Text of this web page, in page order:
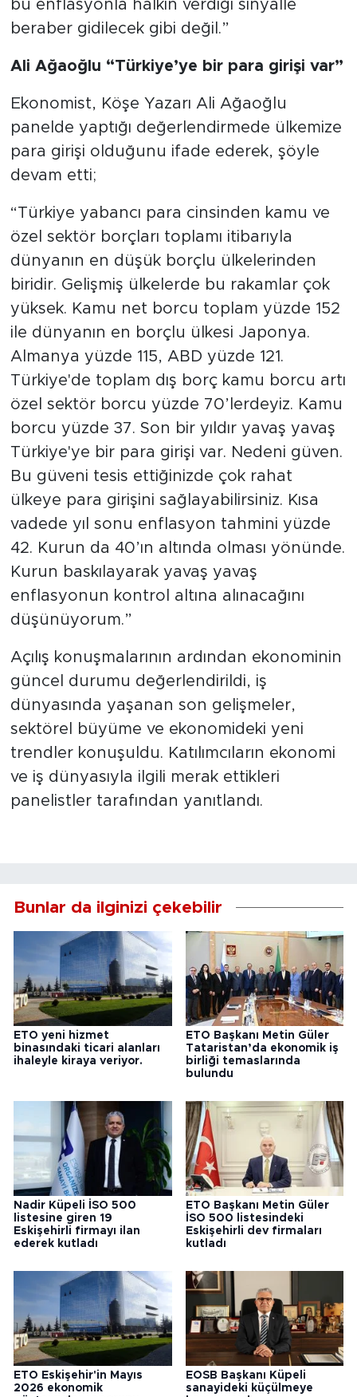
bu enflasyonla halkın verdiği sinyalle
beraber gidilecek gibi değil.”
Ali Ağaoğlu “Türkiye’ye bir para girişi var”
Ekonomist, Köşe Yazarı Ali Ağaoğlu
panelde yaptığı değerlendirmede ülkemize
para girişi olduğunu ifade ederek, şöyle
devam etti;
“Türkiye yabancı para cinsinden kamu ve
özel sektör borçları toplamı itibarıyla
dünyanın en düşük borçlu ülkelerinden
biridir. Gelişmiş ülkelerde bu rakamlar çok
yüksek. Kamu net borcu toplam yüzde 152
ile dünyanın en borçlu ülkesi Japonya.
Almanya yüzde 115, ABD yüzde 121.
Türkiye'de toplam dış borç kamu borcu artı
özel sektör borcu yüzde 70’lerdeyiz. Kamu
borcu yüzde 37. Son bir yıldır yavaş yavaş
Türkiye'ye bir para girişi var. Nedeni güven.
Bu güveni tesis ettiğinizde çok rahat
ülkeye para girişini sağlayabilirsiniz. Kısa
vadede yıl sonu enflasyon tahmini yüzde
42. Kurun da 40’ın altında olması yönünde.
Kurun baskılayarak yavaş yavaş
enflasyonun kontrol altına alınacağını
düşünüyorum.”
Açılış konuşmalarının ardından ekonominin
güncel durumu değerlendirildi, iş
dünyasında yaşanan son gelişmeler,
sektörel büyüme ve ekonomideki yeni
trendler konuşuldu. Katılımcıların ekonomi
ve iş dünyasıyla ilgili merak ettikleri
panelistler tarafından yanıtlandı.
Bunlar da ilginizi çekebilir
ETO yeni hizmet
binasındaki ticari alanları
ihaleyle kiraya veriyor.
ETO Başkanı Metin Güler
Tataristan’da ekonomik iş
birliği temaslarında
bulundu
Nadir Küpeli İSO 500
listesine giren 19
Eskişehirli firmayı ilan
ederek kutladı
ETO Başkanı Metin Güler
İSO 500 listesindeki
Eskişehirli dev firmaları
kutladı
ETO Eskişehir'in Mayıs
2026 ekonomik
EOSB Başkanı Küpeli
sanayideki küçülmeye